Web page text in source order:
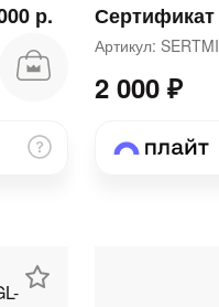
р. Сертификат
Артикул:
2 000 ₽